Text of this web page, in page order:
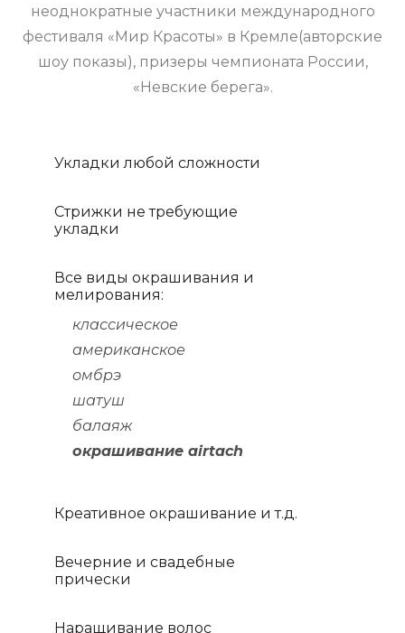
неоднократные участники международного
фестиваля «Мир Красоты» в Кремле(авторские
шоу показы), призеры чемпионата России,
«Невские берега».
Укладки любой сложности
Стрижки не требующие
укладки
Все виды окрашивания и
мелирования:
классическое
американское
омбрэ
шатуш
балаяж
окрашивание airtach
Креативное окрашивание и т.д.
Вечерние и свадебные
прически
Наращивание волос